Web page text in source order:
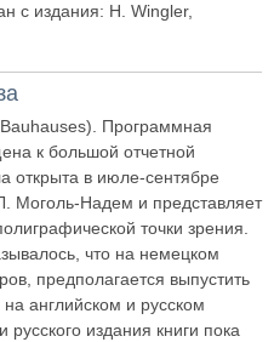
с издания: H. Wingler,
Программная
к большой отчетной
открыта в июле-сентябре
Моголь-Надем и представляет
точки зрения.
что на немецком
предполагается выпустить
английском и русском
издания книги пока